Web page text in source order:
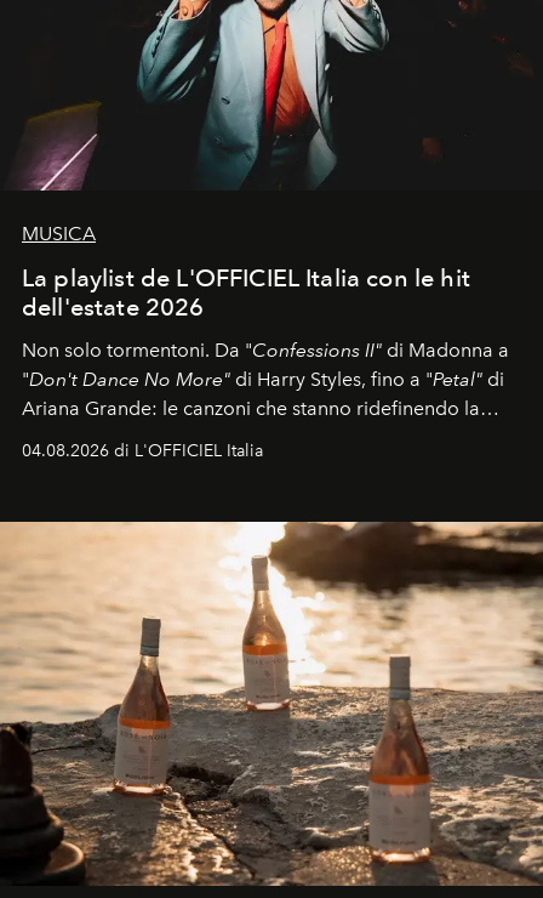
MUSICA
La playlist de L'OFFICIEL Italia con le hit
dell'estate 2026
Non solo tormentoni. Da "Confessions II" di Madonna a
"Don't Dance No More" di Harry Styles, fino a "Petal" di
Ariana Grande: le canzoni che stanno ridefinendo la
colonna sonora della stagione.
04.08.2026 di L'OFFICIEL Italia